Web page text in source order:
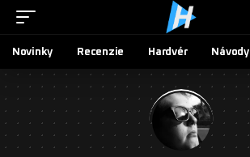
Novinky Recenzie Hardvér Návody